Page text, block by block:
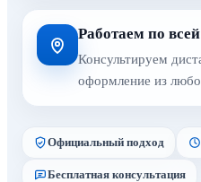
Работаем по
Консультируем
оформление из
Официальный подход
Бесплатная консультация